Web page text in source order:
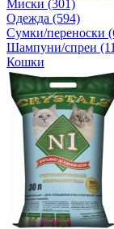
Миски (301)
Одежда (594)
Сумки/переноски
Шампуни/спреи
Кошки